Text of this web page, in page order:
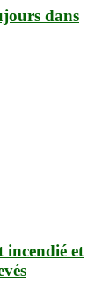
dans
incendié et